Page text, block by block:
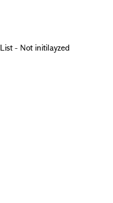
List - Not initilayzed